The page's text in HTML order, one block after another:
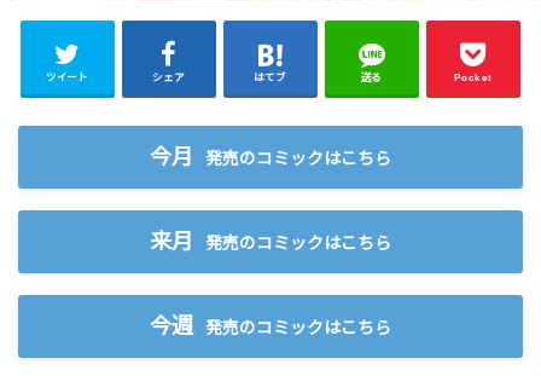
ツイート シェア はてブ 送る Pocket
今月 発売のコミックはこちら
来月 発売のコミックはこちら
今週 発売のコミックはこちら